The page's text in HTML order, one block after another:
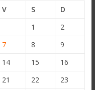
V S
D
1
2
7 8
9
14 15
16
21 22
23